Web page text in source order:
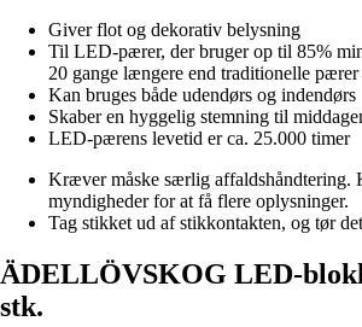
Giver flot og dekorativ belysning
Til LED-pærer, der bruger op til 85%
20 gange længere end traditionelle pærer
Kan bruges både udendørs og indendørs
Skaber en hyggelig stemning til
LED-pærens levetid er ca. 25.000 timer
Kræver måske særlig affaldshåndtering.
myndigheder for at få flere oplysninger.
Tag stikket ud af stikkontakten, og tør
ÄDELLÖVSKOG LED-
stk.